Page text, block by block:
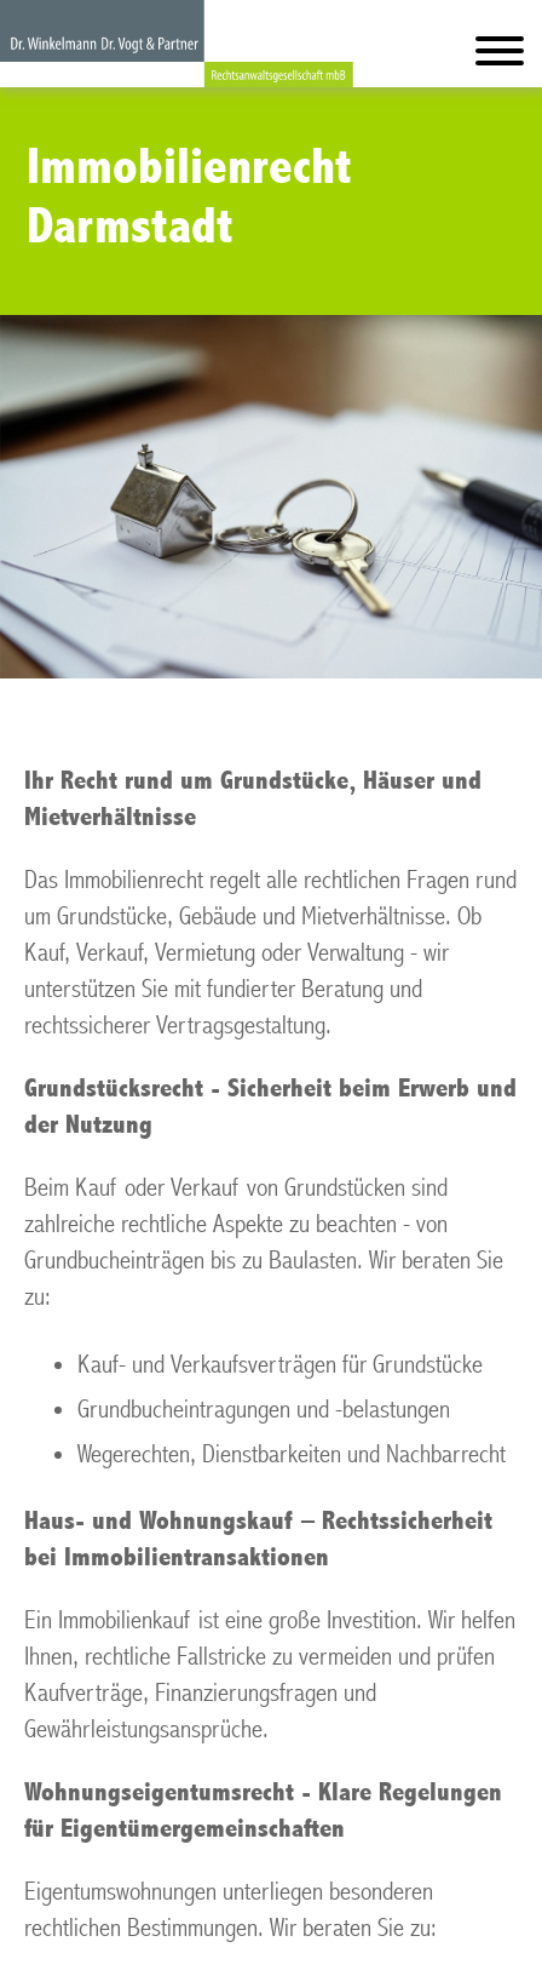
Immobilienrecht
Darmstadt
Ihr Recht rund um Grundstücke, Häuser und
Mietverhältnisse
Das Immobilienrecht regelt alle rechtlichen Fragen rund
um Grundstücke, Gebäude und Mietverhältnisse. Ob
Kauf, Verkauf, Vermietung oder Verwaltung - wir
unterstützen Sie mit fundierter Beratung und
rechtssicherer Vertragsgestaltung.
Grundstücksrecht - Sicherheit beim Erwerb und
der Nutzung
Beim Kauf oder Verkauf von Grundstücken sind
zahlreiche rechtliche Aspekte zu beachten - von
Grundbucheinträgen bis zu Baulasten. Wir beraten Sie
zu:
Kauf- und Verkaufsverträgen für Grundstücke
Grundbucheintragungen und -belastungen
Wegerechten, Dienstbarkeiten und Nachbarrecht
Haus- und Wohnungskauf – Rechtssicherheit
bei Immobilientransaktionen
Ein Immobilienkauf ist eine große Investition. Wir helfen
Ihnen, rechtliche Fallstricke zu vermeiden und prüfen
Kaufverträge, Finanzierungsfragen und
Gewährleistungsansprüche.
Wohnungseigentumsrecht - Klare Regelungen
für Eigentümergemeinschaften
Eigentumswohnungen unterliegen besonderen
rechtlichen Bestimmungen. Wir beraten Sie zu: